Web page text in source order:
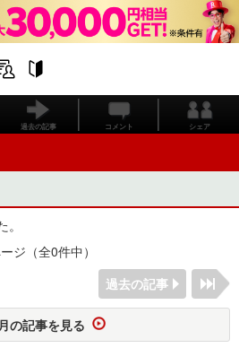
過去の記事 コメント シェア
ジ（全0件中）
過去の記事
の記事を見る